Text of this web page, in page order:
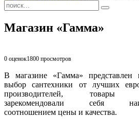
Магазин «Гамма»
0 оценок1800 просмотров
В магазине «Гамма» представлен
выбор сантехники от лучших
производителей, товары
зарекомендовали себя
соотношением цены и качества.